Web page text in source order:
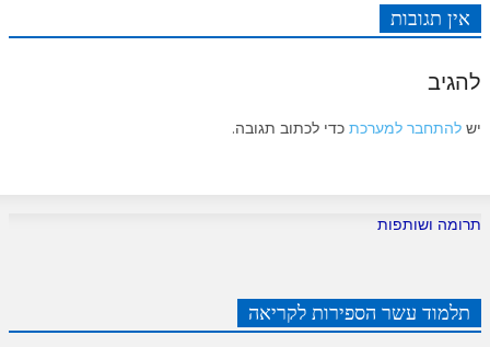
אין תגובות
להגיב
יש להתחבר למערכת כדי לכתוב תגובה.
תרומה ושותפות
תלמוד עשר הספירות לקריאה